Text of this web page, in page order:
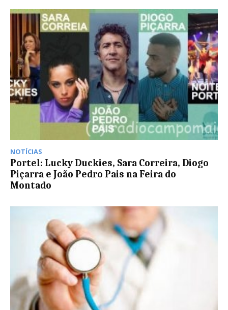
NOTÍCIAS
Portel: Lucky Duckies, Sara Correira, Diogo
Piçarra e João Pedro Pais na Feira do
Montado